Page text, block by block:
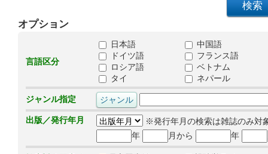
オプション
言語区分
日本語
中国語
ドイツ語
フランス語
ロシア語
ベトナム
タイ
ネパール
ジャンル指定
出版／発行年月
※発行年月の検索は雑誌のみ対
年
月から 年